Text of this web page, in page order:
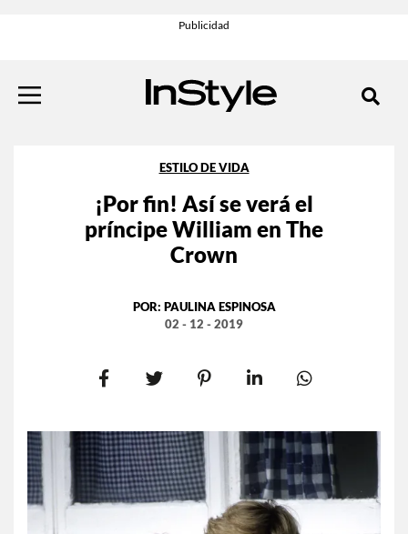
ESTILO DE VIDA
¡Por fin! Así se verá el
príncipe William en The
Crown
POR: PAULINA ESPINOSA
02 - 12 - 2019